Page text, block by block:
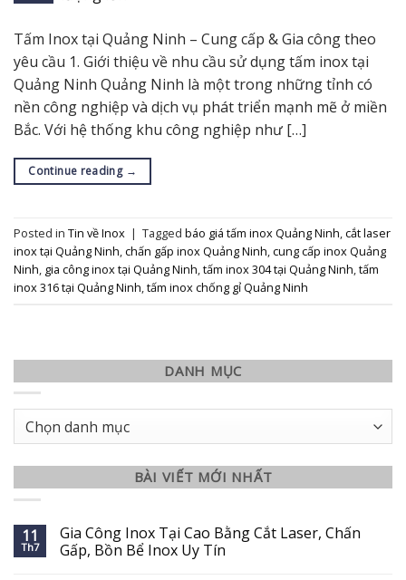
Tấm Inox tại Quảng Ninh – Cung cấp & Gia công theo
yêu cầu 1. Giới thiệu về nhu cầu sử dụng tấm inox tại
Quảng Ninh Quảng Ninh là một trong những tỉnh có
nền công nghiệp và dịch vụ phát triển mạnh mẽ ở miền
Bắc. Với hệ thống khu công nghiệp như […]
Continue reading →
Posted in Tin về Inox | Tagged báo giá tấm inox Quảng Ninh,cắt laser
inox tại Quảng Ninh,chấn gấp inox Quảng Ninh,cung cấp inox Quảng
Ninh, gia công inox tại Quảng Ninh,tấm inox 304 tại Quảng Ninh,tấm
inox 316 tại Quảng Ninh,tấm inox chống gỉ Quảng Ninh
DANH MỤC
Danh
mục
BÀI VIẾT MỚI NHẤT
11
Th7
Gia Công Inox Tại Cao Bằng Cắt Laser, Chấn
Gấp, Bồn Bể Inox Uy Tín